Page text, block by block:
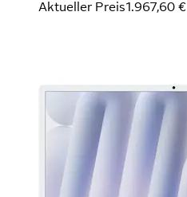
Aktueller Preis1.967,60 €